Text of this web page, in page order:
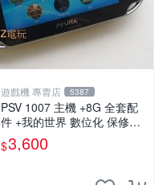
遊戲機 專賣店 5387
PSV 1007 主機 +8G 全套配
件 +我的世界 數位化 保修一
年 品質有保障 psv1007
$3,600